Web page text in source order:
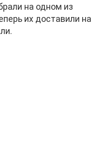
на одном из
их доставили на